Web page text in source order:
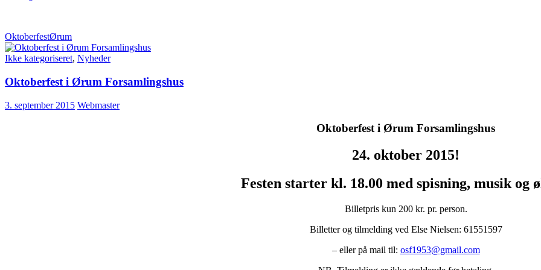
OktoberfestØrum
Ikke kategoriseret, Nyheder
Oktoberfest i Ørum Forsamlingshus
3. september 2015 Webmaster
Oktoberfest i Ørum Forsamlingshus
24. oktober 2015!
Festen starter kl. 18.00 med spisning, musik og
Billetpris kun 200 kr. pr. person.
Billetter og tilmelding ved Else Nielsen: 61551597
– eller på mail til: osf1953@gmail.com